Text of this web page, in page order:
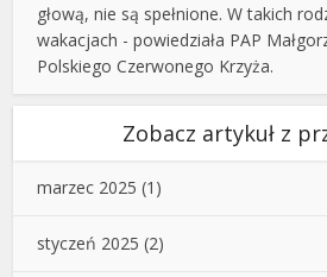
głową, nie są spełnione. W takich
wakacjach - powiedziała PAP
Polskiego Czerwonego Krzyża.
Zobacz artykuł z
marzec 2025 (1)
styczeń 2025 (2)